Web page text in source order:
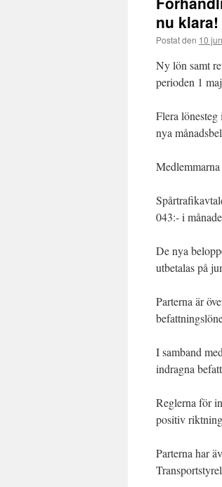
nu klara!
Postat den 10
Ny lön samt
perioden 1
Flera
nya
043:- i
De nya
utbetalas på
Parterna är
I samband
indragna
Reglerna för
positiv
Parterna har